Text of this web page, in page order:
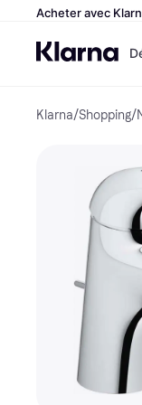
Acheter avec
Klarna/Shopping/